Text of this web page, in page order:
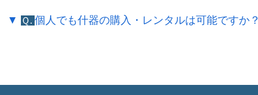
▼ Ｑ. 個人でも什器の購入・レンタルは可能ですか？